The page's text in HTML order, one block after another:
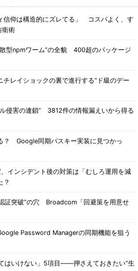
信仰は構造的にズレてる」 コスパよく、す
衛術
型npmワーム”の全貌 400超のパッケージ
レイショックの裏で進行する“ド級のデー
侵害の連鎖” 3812件の情報漏えいから得る
？ Google同期パスキー実装に見つかっ
インシデント後の対策は「むしろ運用を減
？
証突破”の穴 Broadcom「回避策を用意せ
Password Managerの同期機能を狙う
はいけない」5項目――押さえておきたい“生